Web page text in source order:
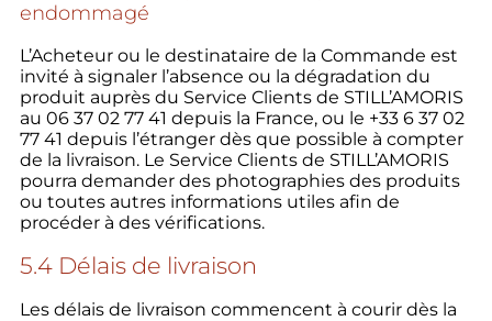
endommagé
L’Acheteur ou le destinataire de la Commande est
invité à signaler l’absence ou la dégradation du
produit auprès du Service Clients de STILL’AMORIS
au 06 37 02 77 41 depuis la France, ou le +33 6 37 02
77 41 depuis l’étranger dès que possible à compter
de la livraison. Le Service Clients de STILL’AMORIS
pourra demander des photographies des produits
ou toutes autres informations utiles afin de
procéder à des vérifications.
5.4 Délais de livraison
Les délais de livraison commencent à courir dès la